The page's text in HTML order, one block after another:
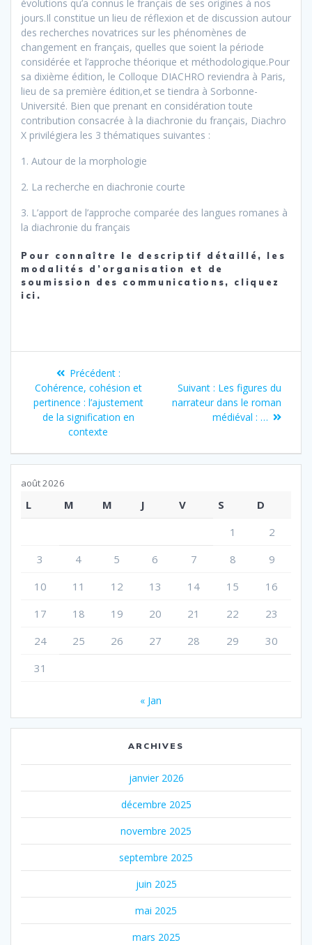
évolutions qu’a connus le français de ses origines à nos
jours.Il constitue un lieu de réflexion et de discussion autour
des recherches novatrices sur les phénomènes de
changement en français, quelles que soient la période
considérée et l’approche théorique et méthodologique.Pour
sa dixième édition, le Colloque DIACHRO reviendra à Paris,
lieu de sa première édition,et se tiendra à Sorbonne-
Université. Bien que prenant en considération toute
contribution consacrée à la diachronie du français, Diachro
X privilégiera les 3 thématiques suivantes :
1. Autour de la morphologie
2. La recherche en diachronie courte
3. L’apport de l’approche comparée des langues romanes à
la diachronie du français
Pour connaître le descriptif détaillé, les
modalités d’organisation et de
soumission des communications, cliquez
ici .
Navigation
de
l’article
Précédent :Article
précédent
:
Cohérence, cohésion et
pertinence : l’ajustement
de la signification en
contexte
Suivant : Article
suivant
:
Les figures du
narrateur dans le roman
médiéval : …
août 2026
L M M J V S
D
1
2
3
4 5 6 7 8
9
10
11 12 13 14 15
16
17
18 19 20 21 22
23
24
25 26 27 28 29
30
31
« Jan
ARCHIVES
janvier 2026
décembre 2025
novembre 2025
septembre 2025
juin 2025
mai 2025
mars 2025